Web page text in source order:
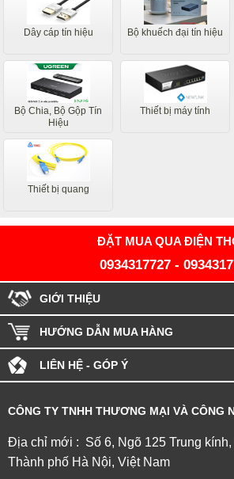
Dây cáp tín hiệu Bộ khuếch đại tín hiệu
Bộ Chia, Bộ Gộp Tín
Hiệu
Thiết bị máy tính
Thiết bị quang
ĐẶT MUA QUA ĐIỆN
0934317727 -
GIỚI THIỆU
HƯỚNG DẪN MUA HÀNG
LIÊN HỆ - GÓP Ý
CÔNG TY TNHH THƯƠNG MẠI VÀ CÔNG
Địa chỉ mới : Số 6, Ngõ 125 Trung
Thành phố Hà Nội, Việt Nam